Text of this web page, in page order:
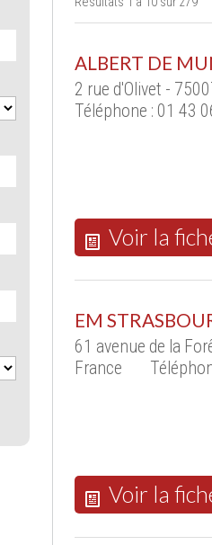
ALBERT DE
2 rue d'Olivet -
Téléphone : 01 43
Voir la
EM
61 avenue de la
France
Voir la